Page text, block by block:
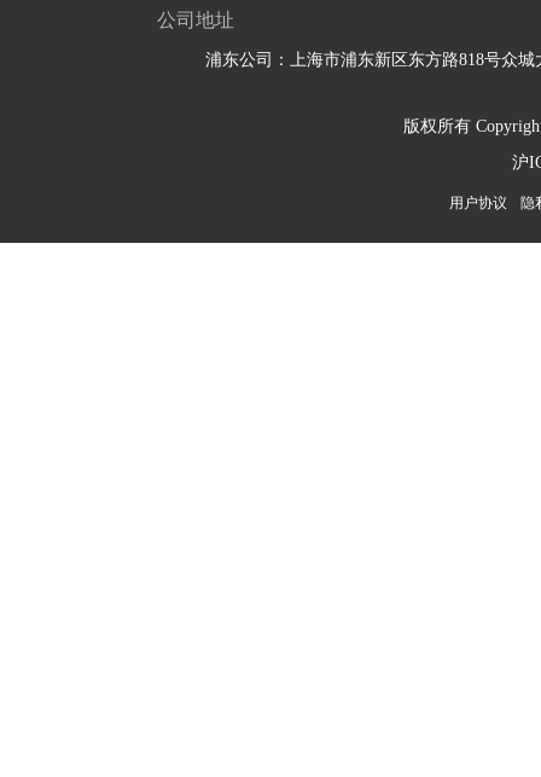
公司地址
浦东公司：上海市浦东新区东方路818号众城
版权所有
沪
用户协议 隐